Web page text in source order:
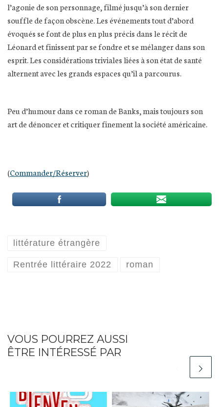
l’agonie de son personnage, filmé jusqu’à son dernier
souffle de façon obscène. Les événements tout d’abord
évoqués se font de plus en plus précis dans le récit de
Léonard et finissent par se fondre et se mélanger dans son
esprit. Les considérations triviales liées à son état de santé
alternent avec les grands espaces qu’il a parcourus.
Peu d’humour dans ce roman de Banks, mais toujours son
art de dénoncer et critiquer finement la société américaine.
(Commander/Réserver)
littérature étrangère
Rentrée littéraire 2022 roman
VOUS POURREZ AUSSI
ÊTRE INTÉRESSÉ PAR